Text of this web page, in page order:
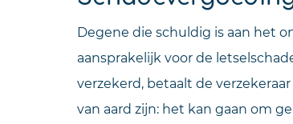
Degene die schuldig is aan het
aansprakelijk voor de
verzekerd, betaalt de
van aard zijn: het kan gaan om